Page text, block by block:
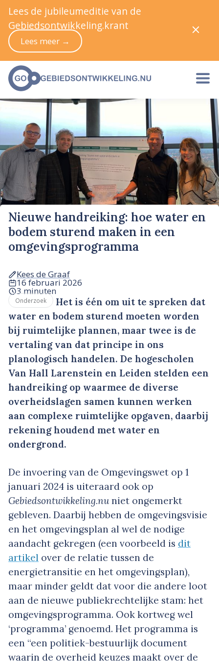
Nieuwe handreiking: hoe water en
bodem sturend maken in een
omgevingsprogramma
Kees de Graaf
16 februari 2026
3 minuten
Onderzoek
Het is één om uit te spreken dat
water en bodem sturend moeten worden
bij ruimtelijke plannen, maar twee is de
vertaling van dat principe in ons
planologisch handelen. De hogescholen
Van Hall Larenstein en Leiden stelden een
handreiking op waarmee de diverse
overheidslagen samen kunnen werken
aan complexe ruimtelijke opgaven, daarbij
rekening houdend met water en
ondergrond.
De invoering van de Omgevingswet op 1
januari 2024 is uiteraard ook op
Gebiedsontwikkeling.nuniet ongemerkt
gebleven. Daarbij hebben de omgevingsvisie
en het omgevingsplan al wel de nodige
aandacht gekregen (een voorbeeld is dit
artikel over de relatie tussen de
energietransitie en het omgevingsplan),
maar minder geldt dat voor die andere loot
aan de nieuwe publiekrechtelijke stam: het
omgevingsprogramma. Ook kortweg wel
‘programma’ genoemd. Het programma is
een “een politiek-bestuurlijk document
waarin de overheid keuzes maakt over de
Lees de jubileumeditie van de
Gebiedsontwikkeling.krant
Lees meer →